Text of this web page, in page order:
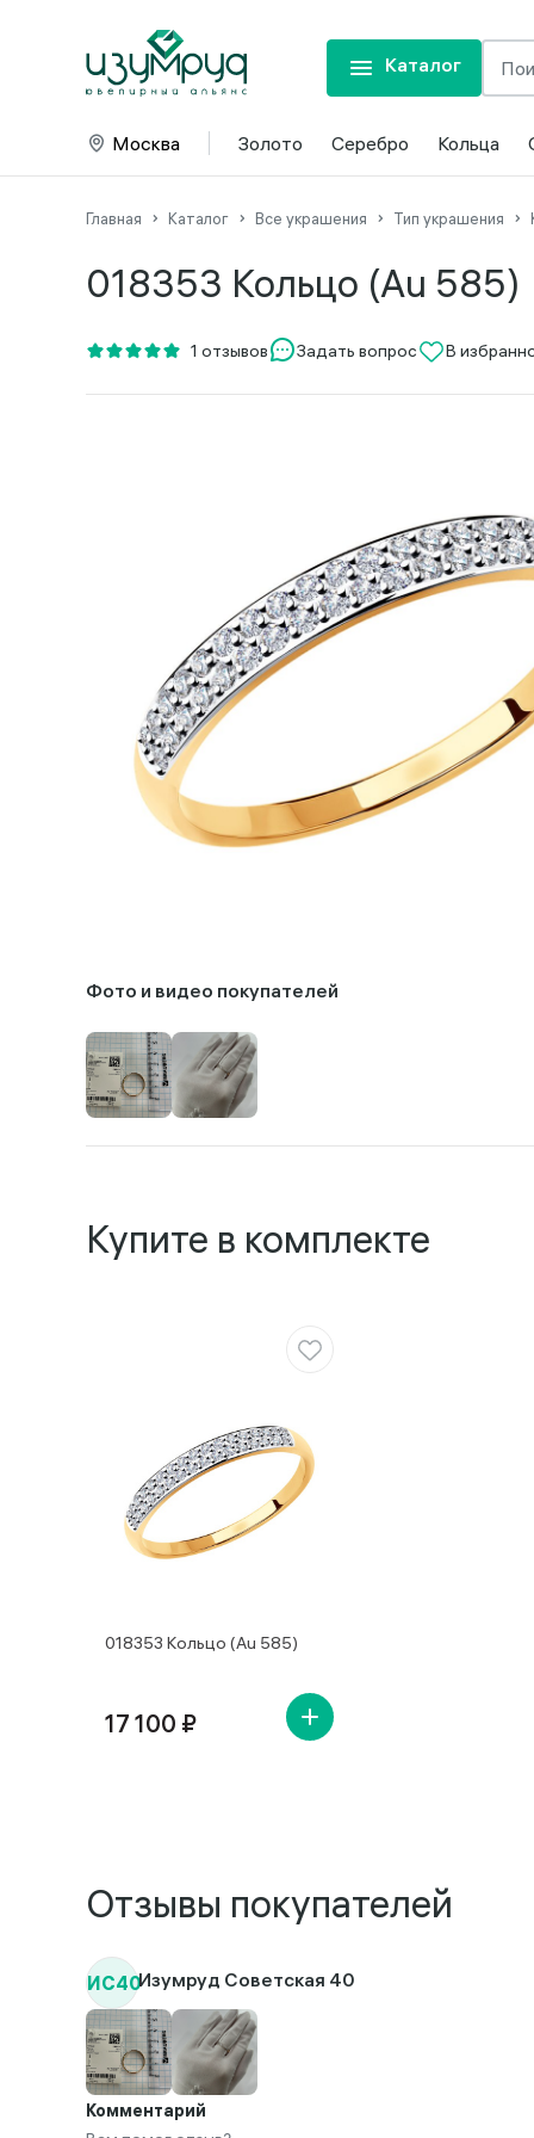
Каталог
Москва Золото Серебро Кольца
Главная Каталог Все украшения Тип украшения
018353 Кольцо (Au 585)
Задать вопрос
Фото и видео покупателей
Купите в комплекте
018353 Кольцо (Au 585)
17 100 ₽
Отзывы покупателей
ИС40Изумруд Советская 40
Комментарий